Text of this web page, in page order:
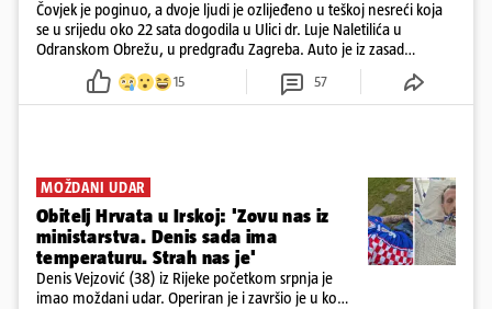
Čovjek je poginuo, a dvoje ljudi je ozlijeđeno u teškoj nesreći koja
se u srijedu oko 22 sata dogodila u Ulici dr. Luje Naletilića u
Odranskom Obrežu, u predgrađu Zagreba. Auto je iz zasad
neutvrđenih razloga sletio s kolnika, a od siline udara vozilo se
prepolovilo.
15 57
MOŽDANI UDAR
Obitelj Hrvata u Irskoj: 'Zovu nas iz
ministarstva. Denis sada ima
temperaturu. Strah nas je'
Denis Vejzović (38) iz Rijeke početkom srpnja je
imao moždani udar. Operiran je i završio je u komi.